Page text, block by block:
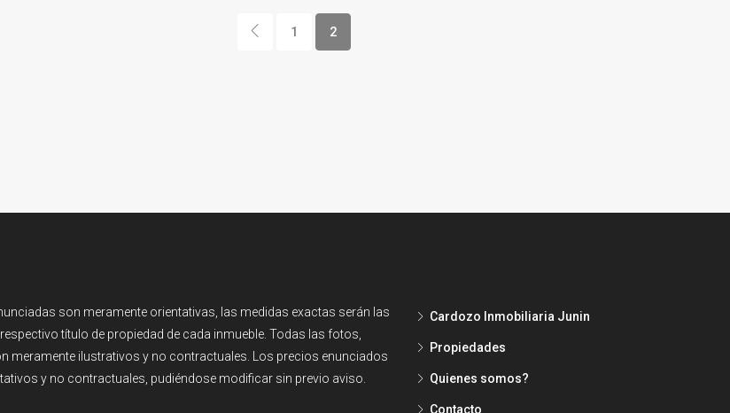
1 2
son meramente orientativas, las medidas exactas serán las
título de propiedad de cada inmueble. Todas las fotos,
meramente ilustrativos y no contractuales. Los precios enunciados
y no contractuales, pudiéndose modificar sin previo aviso.
Cardozo Inmobiliaria Junin
Propiedades
Quienes somos?
Contacto